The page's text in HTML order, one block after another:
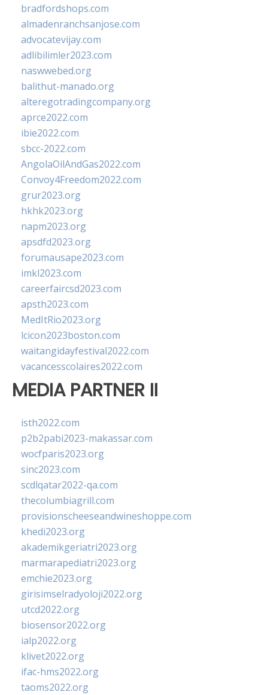
bradfordshops.com
almadenranchsanjose.com
advocatevijay.com
adlibilimler2023.com
naswwebed.org
balithut-manado.org
alteregotradingcompany.org
aprce2022.com
ibie2022.com
sbcc-2022.com
AngolaOilAndGas2022.com
Convoy4Freedom2022.com
grur2023.org
hkhk2023.org
napm2023.org
apsdfd2023.org
forumausape2023.com
imkl2023.com
careerfaircsd2023.com
apsth2023.com
MedItRio2023.org
lcicon2023boston.com
waitangidayfestival2022.com
vacancesscolaires2022.com
MEDIA PARTNER II
isth2022.com
p2b2pabi2023-makassar.com
wocfparis2023.org
sinc2023.com
scdlqatar2022-qa.com
thecolumbiagrill.com
provisionscheeseandwineshoppe.com
khedi2023.org
akademikgeriatri2023.org
marmarapediatri2023.org
emchie2023.org
girisimselradyoloji2022.org
utcd2022.org
biosensor2022.org
ialp2022.org
klivet2022.org
ifac-hms2022.org
taoms2022.org